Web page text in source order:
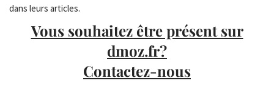
dans leurs articles.
Vous souhaitez être présent sur
dmoz.fr?
Contactez-nous